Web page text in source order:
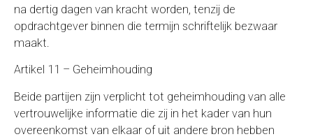
na dertig dagen van kracht worden, tenzij de
opdrachtgever binnen die termijn schriftelijk bezwaar
maakt.
Artikel 11 – Geheimhouding
Beide partijen zijn verplicht tot geheimhouding van alle
vertrouwelijke informatie die zij in het kader van hun
overeenkomst van elkaar of uit andere bron hebben